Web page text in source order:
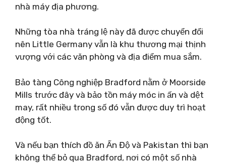
nhà máy địa phương.
Những tòa nhà tráng lệ này đã được chuyển đổi
nên Little Germany vẫn là khu thương mại thịnh
vượng với các văn phòng và địa điểm mua sắm.
Bảo tàng Công nghiệp Bradford nằm ở Moorside
Mills trước đây và bảo tồn máy móc in ấn và dệt
may, rất nhiều trong số đó vẫn được duy trì hoạt
động tốt.
Và nếu bạn thích đồ ăn Ấn Độ và Pakistan thì bạn
không thể bỏ qua Bradford, nơi có một số nhà